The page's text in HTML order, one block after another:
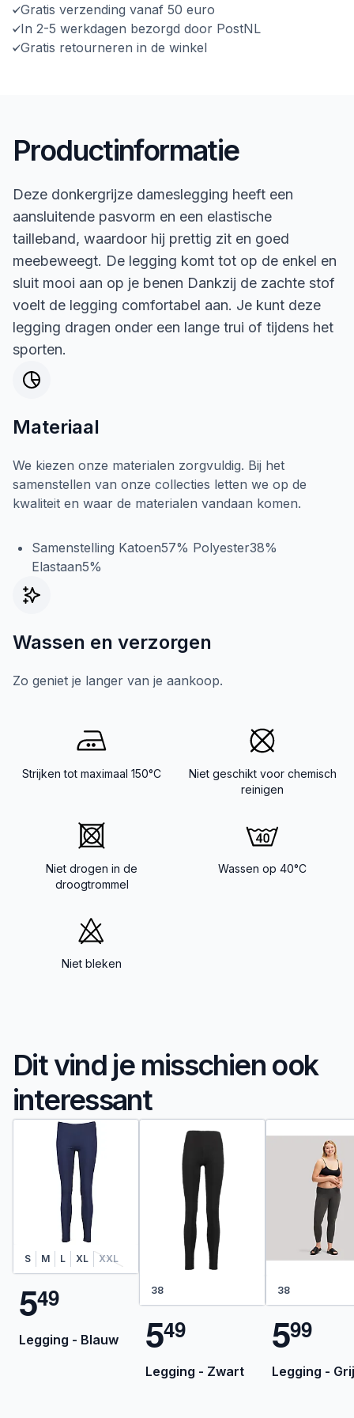
Gratis verzending vanaf 50 euro
In 2-5 werkdagen bezorgd door PostNL
Gratis retourneren in de winkel
Productinformatie
Deze donkergrijze dameslegging heeft een
aansluitende pasvorm en een elastische
tailleband, waardoor hij prettig zit en goed
meebeweegt. De legging komt tot op de enkel en
sluit mooi aan op je benen Dankzij de zachte stof
voelt de legging comfortabel aan. Je kunt deze
legging dragen onder een lange trui of tijdens het
sporten.
Materiaal
We kiezen onze materialen zorgvuldig. Bij het
samenstellen van onze collecties letten we op de
kwaliteit en waar de materialen vandaan komen.
Samenstelling Katoen57% Polyester38%
Elastaan5%
Wassen en verzorgen
Zo geniet je langer van je aankoop.
Strijken tot maximaal 150°C
Niet geschikt voor chemisch
reinigen
Niet drogen in de
droogtrommel
Wassen op 40°C
Niet bleken
Dit vind je misschien ook
interessant
S M L XL XXL
549
Legging - Blauw
38
549
Legging - Zwart
38
599
Legging -